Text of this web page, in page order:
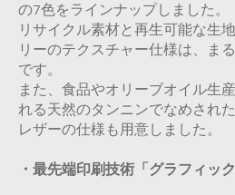
の7色をラインナップしました。
リサイクル素材と再生可能な生
リーのテクスチャー仕様は、ま
です。
また、食品やオリーブオイル生
れる天然のタンニンでなめされ
レザーの仕様も用意しました。
・最先端印刷技術「グラフィッ